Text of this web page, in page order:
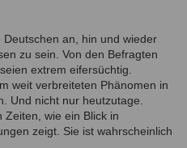
an, hin und wieder
zu sein. Von den Befragten
extrem eifersüchtig.
weit verbreiteten Phänomen in
Und nicht nur heutzutage.
Zeiten, wie ein Blick in
zeigt. Sie ist wahrscheinlich